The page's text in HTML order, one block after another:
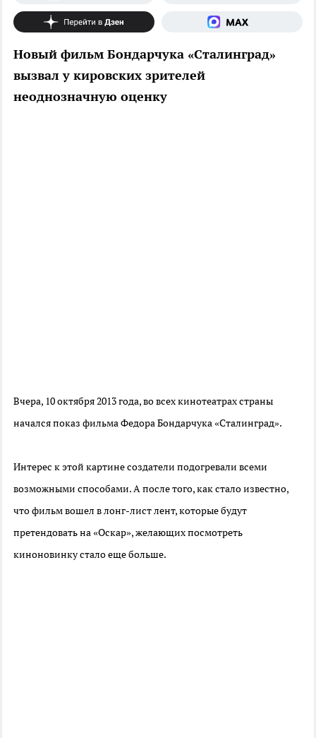
Новый фильм Бондарчука «Сталинград»
вызвал у кировских зрителей
неоднозначную оценку
Вчера, 10 октября 2013 года, во всех кинотеатрах страны
начался показ фильма Федора Бондарчука «Сталинград».
Интерес к этой картине создатели подогревали всеми
возможными способами. А после того, как стало известно,
что фильм вошел в лонг-лист лент, которые будут
претендовать на «Оскар», желающих посмотреть
киноновинку стало еще больше.